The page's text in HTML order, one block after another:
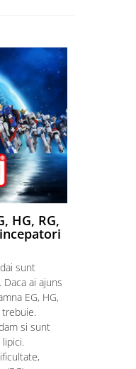
HG, RG,
sunt
ai ajuns
EG, HG,
trebuie.
si sunt